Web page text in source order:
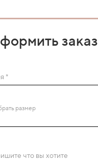
заказ
*
размер
что вы хотите